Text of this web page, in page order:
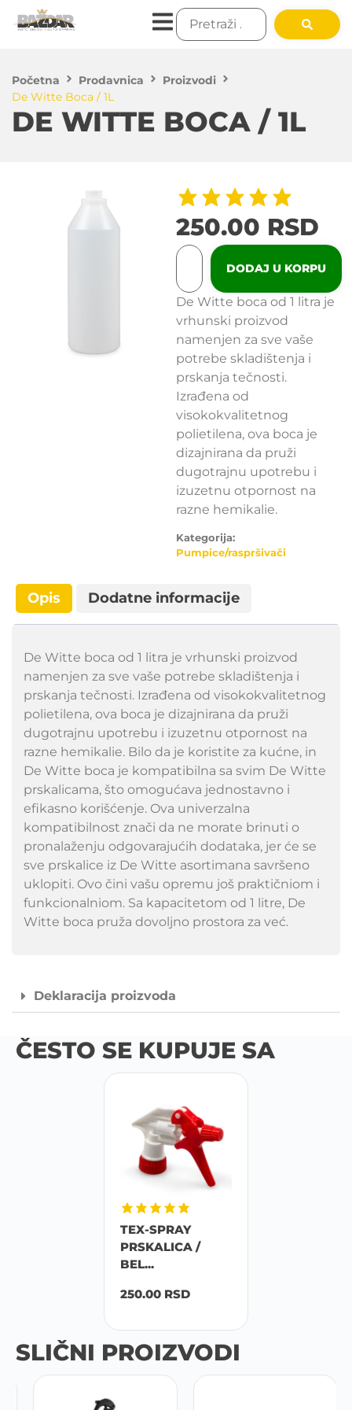
Početna Prodavnica
Proizvodi
De Witte Boca / 1L
DE WITTE BOCA / 1L
250.00 RSD
DODAJ U KORPU
De Witte boca od 1 litra je
vrhunski proizvod
namenjen za sve vaše
potrebe skladištenja i
prskanja tečnosti.
Izrađena od
visokokvalitetnog
polietilena, ova boca je
dizajnirana da pruži
dugotrajnu upotrebu i
izuzetnu otpornost na
razne hemikalie.
Kategorija:
Pumpice/raspršivači
Opis Dodatne informacije
De Witte boca od 1 litra je vrhunski proizvod
namenjen za sve vaše potrebe skladištenja i
prskanja tečnosti. Izrađena od visokokvalitetnog
polietilena, ova boca je dizajnirana da pruži
dugotrajnu upotrebu i izuzetnu otpornost na
razne hemikalie. Bilo da je koristite za kućne, in
De Witte boca je kompatibilna sa svim De Witte
prskalicama, što omogućava jednostavno i
efikasno korišćenje. Ova univerzalna
kompatibilnost znači da ne morate brinuti o
pronalaženju odgovarajućih dodataka, jer će se
sve prskalice iz De Witte asortimana savršeno
uklopiti. Ovo čini vašu opremu još praktičniom i
funkcionalniom. Sa kapacitetom od 1 litre, De
Witte boca pruža dovoljno prostora za već.
Deklaracija proizvoda
ČESTO SE KUPUJE SA
TEX-SPRAY
PRSKALICA /
BEL...
250.00 RSD
SLIČNI PROIZVODI